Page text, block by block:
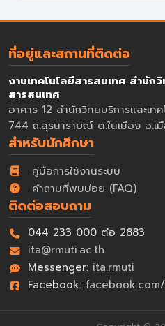
ที่อยู่และสถานที่ติดต่อ
งานเทคโนโลยีสารสนเทศ สำนัก
สารสนเทศ
อาคาร 12 สำนักวิทยบริการและเ
744 ถ.สุรนารายณ์ ต.ในเมือง อ.
สำหรับนักศึกษา
คู่มือการใช้งานระบบ
คำถามที่พบบ่อย (FAQ)
ติดต่อสอบถาม
044 233 000 ต่อ 2883
ita@rmuti.ac.th
Messenger: ita.rmuti
Facebook: